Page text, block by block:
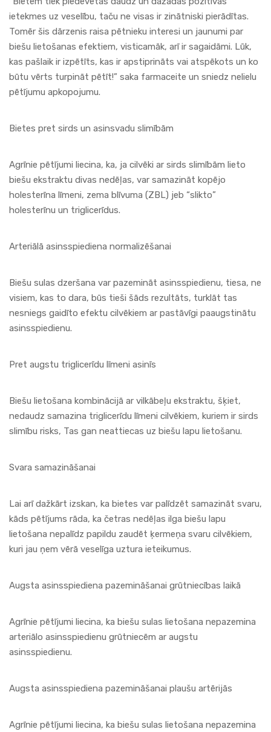
ietekmes uz veselību, taču ne visas ir zinātniski pierādītas.
Tomēr šis dārzenis raisa pētnieku interesi un jaunumi par
biešu lietošanas efektiem, visticamāk, arī ir sagaidāmi. Lūk,
kas pašlaik ir izpētīts, kas ir apstiprināts vai atspēkots un ko
būtu vērts turpināt pētīt!” saka farmaceite un sniedz nelielu
pētījumu apkopojumu.
Bietes pret sirds un asinsvadu slimībām
Agrīnie pētījumi liecina, ka, ja cilvēki ar sirds slimībām lieto
biešu ekstraktu divas nedēļas, var samazināt kopējo
holesterīna līmeni, zema blīvuma (ZBL) jeb “slikto”
holesterīnu un triglicerīdus.
Arteriālā asinsspiediena normalizēšanai
Biešu sulas dzeršana var pazemināt asinsspiedienu, tiesa, ne
visiem, kas to dara, būs tieši šāds rezultāts, turklāt tas
nesniegs gaidīto efektu cilvēkiem ar pastāvīgi paaugstinātu
asinsspiedienu.
Pret augstu triglicerīdu līmeni asinīs
Biešu lietošana kombinācijā ar vilkābeļu ekstraktu, šķiet,
nedaudz samazina triglicerīdu līmeni cilvēkiem, kuriem ir sirds
slimību risks, Tas gan neattiecas uz biešu lapu lietošanu.
Svara samazināšanai
Lai arī dažkārt izskan, ka bietes var palīdzēt samazināt svaru,
kāds pētījums rāda, ka četras nedēļas ilga biešu lapu
lietošana nepalīdz papildu zaudēt ķermeņa svaru cilvēkiem,
kuri jau ņem vērā veselīga uztura ieteikumus.
Augsta asinsspiediena pazemināšanai grūtniecības laikā
Agrīnie pētījumi liecina, ka biešu sulas lietošana nepazemina
arteriālo asinsspiedienu grūtniecēm ar augstu
asinsspiedienu.
Augsta asinsspiediena pazemināšanai plaušu artērijās
Agrīnie pētījumi liecina, ka biešu sulas lietošana nepazemina